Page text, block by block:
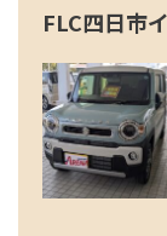
FLC四日市